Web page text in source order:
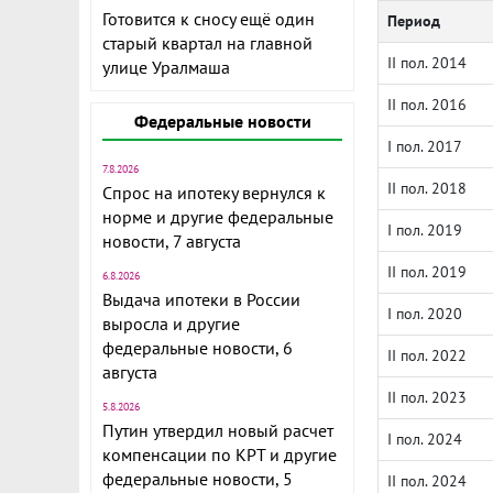
Готовится к сносу ещё один
старый квартал на главной
улице Уралмаша
Федеральные новости
7.8.2026
Спрос на ипотеку вернулся к
норме и другие федеральные
новости, 7 августа
6.8.2026
Выдача ипотеки в России
выросла и другие
федеральные новости, 6
августа
5.8.2026
Путин утвердил новый расчет
компенсации по КРТ и другие
федеральные новости, 5
Период
II пол. 2014
II пол. 2016
I пол. 2017
II пол. 2018
I пол. 2019
II пол. 2019
I пол. 2020
II пол. 2022
II пол. 2023
I пол. 2024
II пол. 2024